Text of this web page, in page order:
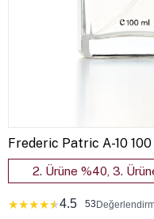
Frederic Patric A-10
2. Ürüne %40, 3.
★★★★★4.5 53